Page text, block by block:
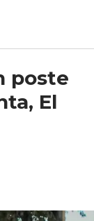
poste
El